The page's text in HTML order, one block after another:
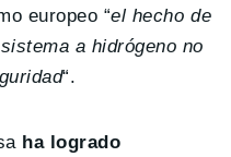
europeo “el hecho de
a hidrógeno no
“.
ha logrado